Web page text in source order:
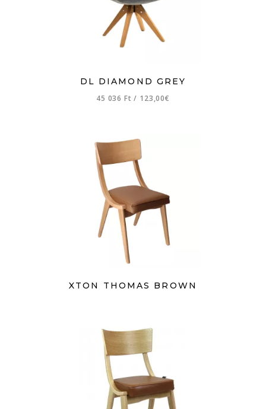
DL DIAMOND GREY
45 036 Ft/ 123,00€
XTON THOMAS BROWN